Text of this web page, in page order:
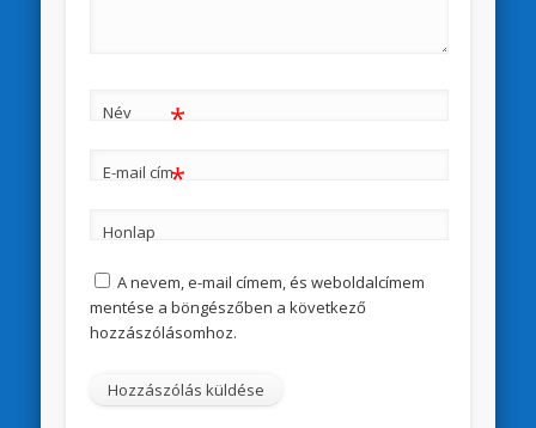
Név *
E-mail cím*
Honlap
A nevem, e-mail címem, és weboldalcímem
mentése a böngészőben a következő
hozzászólásomhoz.